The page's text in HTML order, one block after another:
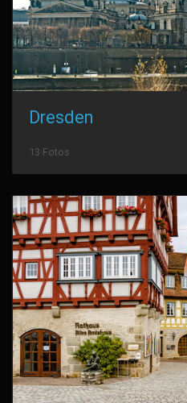
Dresden
13 Fotos